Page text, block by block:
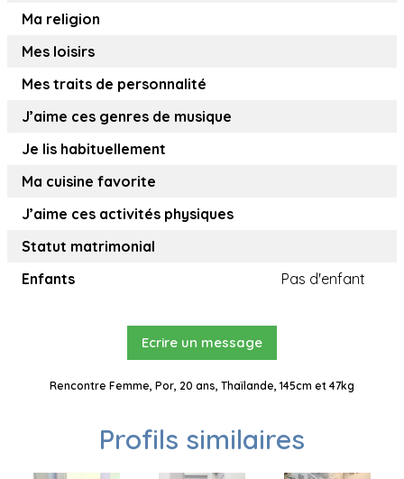
Ma religion
Mes loisirs
Mes traits de personnalité
J’aime ces genres de musique
Je lis habituellement
Ma cuisine favorite
J’aime ces activités physiques
Statut matrimonial
Enfants
Pas d'enfant
Ecrire un message
Rencontre Femme, Por, 20 ans, Thaïlande, 145cm et 47kg
Profils similaires